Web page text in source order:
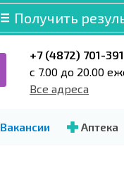
Получить
+7 (4872) 701-391
c 7.00 до 20.00
Все адреса
Вакансии Аптека